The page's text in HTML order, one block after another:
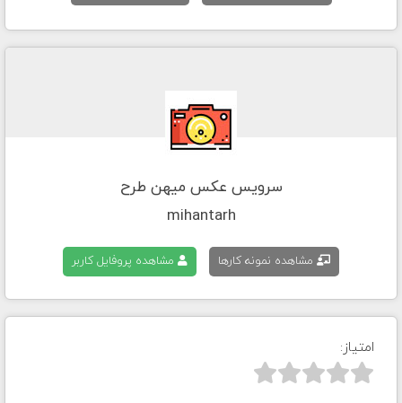
سرویس عکس میهن طرح
mihantarh
مشاهده نمونه کارها مشاهده پروفایل کاربر
امتیاز:


